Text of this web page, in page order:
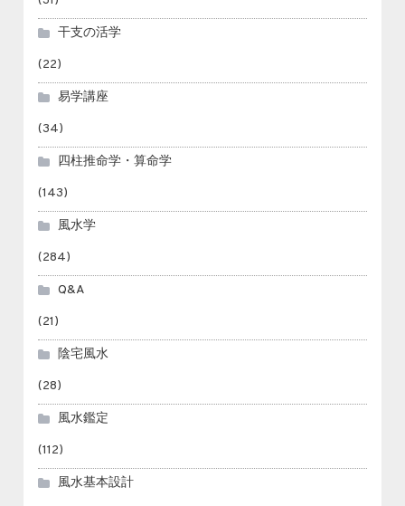
干支の活学
(22)
易学講座
(34)
四柱推命学・算命学
(143)
風水学
(284)
Q&A
(21)
陰宅風水
(28)
風水鑑定
(112)
風水基本設計